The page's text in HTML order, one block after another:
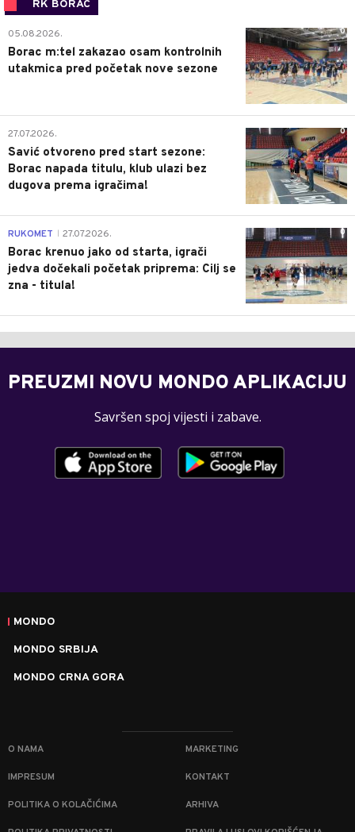
RK BORAC
0
05.08.2026.
Borac m:tel zakazao osam kontrolnih
utakmica pred početak nove sezone
0
27.07.2026.
Savić otvoreno pred start sezone:
Borac napada titulu, klub ulazi bez
dugova prema igračima!
0
RUKOMET 27.07.2026.
Borac krenuo jako od starta, igrači
jedva dočekali početak priprema: Cilj se
zna - titula!
PREUZMI NOVU MONDO APLIKACIJU
Savršen spoj vijesti i zabave.
MONDO
MONDO SRBIJA
MONDO CRNA GORA
O NAMA MARKETING
IMPRESUM KONTAKT
POLITIKA O KOLAČIĆIMA ARHIVA